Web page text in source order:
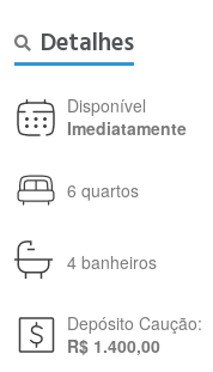
Detalhes
Disponível
Imediatamente
6 quartos
4 banheiros
Depósito Caução:
R$ 1.400,00